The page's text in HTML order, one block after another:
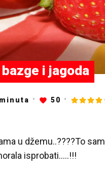
i jagoda
minuta 50
u džemu..????To sam
isprobati.....!!!